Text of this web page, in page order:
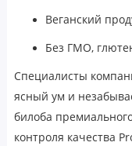
Веганский
Без ГМО,
Специалисты
ясный ум и
билоба
контроля качества